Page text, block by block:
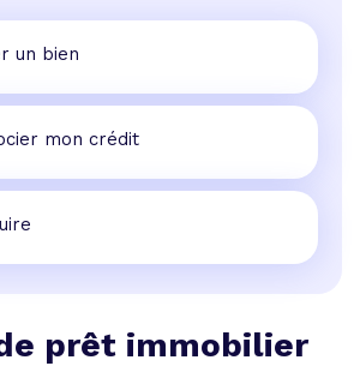
un bien
mon crédit
prêt immobilier